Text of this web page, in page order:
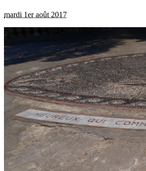
mardi 1er août 2017